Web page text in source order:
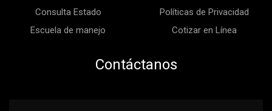
Consulta Estado
Escuela de manejo
Políticas de Privacidad
Cotizar en Línea
Contáctanos